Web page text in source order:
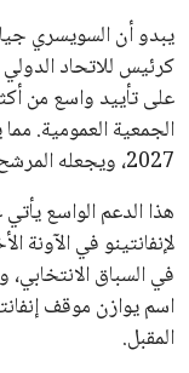
الاخبار الشائعة